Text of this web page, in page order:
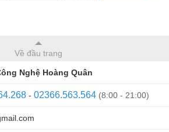
Về đầu trang
Nghệ Hoàng Quân
- 02366.563.564 (8:00 - 21:00)